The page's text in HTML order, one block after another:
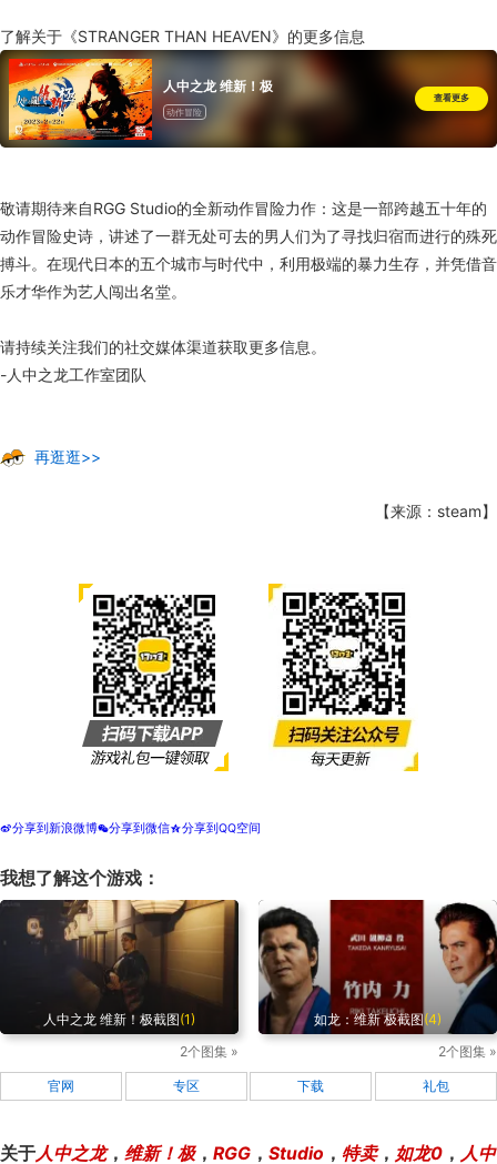
了解关于《STRANGER THAN HEAVEN》的更多信息
人中之龙 维新！极
动作冒险
查看更多
敬请期待来自RGG Studio的全新动作冒险力作：这是一部跨越五十年的
动作冒险史诗，讲述了一群无处可去的男人们为了寻找归宿而进行的殊死
搏斗。在现代日本的五个城市与时代中，利用极端的暴力生存，并凭借音
乐才华作为艺人闯出名堂。
请持续关注我们的社交媒体渠道获取更多信息。
-人中之龙工作室团队
再逛逛>>
【来源：steam】
t分享到新浪微博w分享到微信z分享到QQ空间
我想了解这个游戏：
人中之龙 维新！极截图(1)
2个图集 »
如龙：维新 极截图(4)
2个图集 »
官网 专区 下载 礼包
关于人中之龙， 维新！极， RGG ， Studio ， 特卖， 如龙0 ， 人中